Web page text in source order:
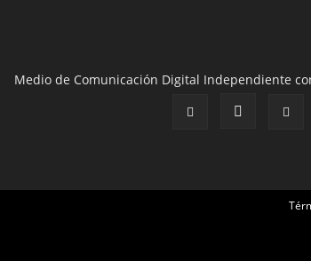
Medio de Comunicación Digital Independiente